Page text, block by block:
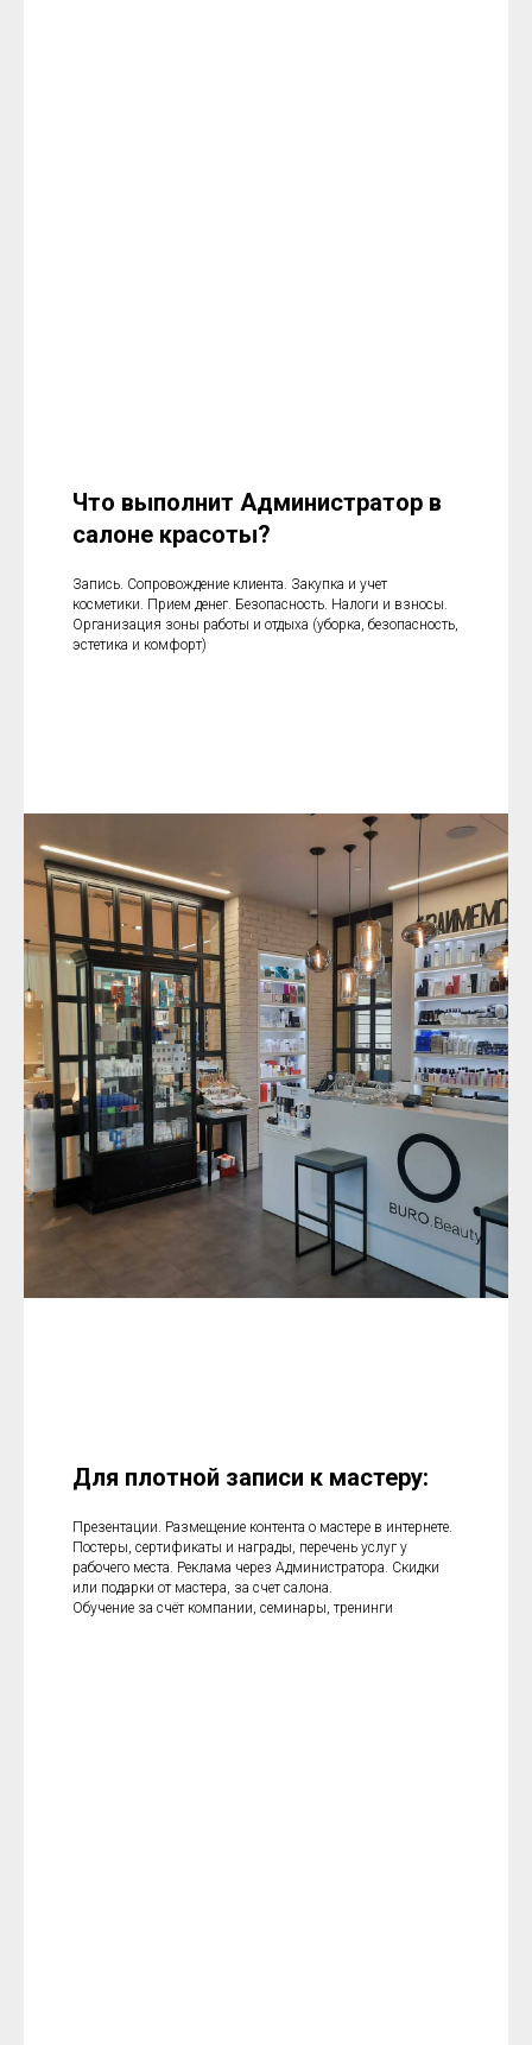
Что выполнит Администратор в
салоне красоты?
Запись. Сопровождение клиента. Закупка и учет
косметики. Прием денег. Безопасность. Налоги и взносы.
Организация зоны работы и отдыха (уборка, безопасность,
эстетика и комфорт)
Для плотной записи к мастеру:
Презентации. Размещение контента о мастере в интернете.
Постеры, сертификаты и награды, перечень услуг у
рабочего места. Реклама через Администратора. Скидки
или подарки от мастера, за счет салона.
Обучение за счёт компании, семинары, тренинги